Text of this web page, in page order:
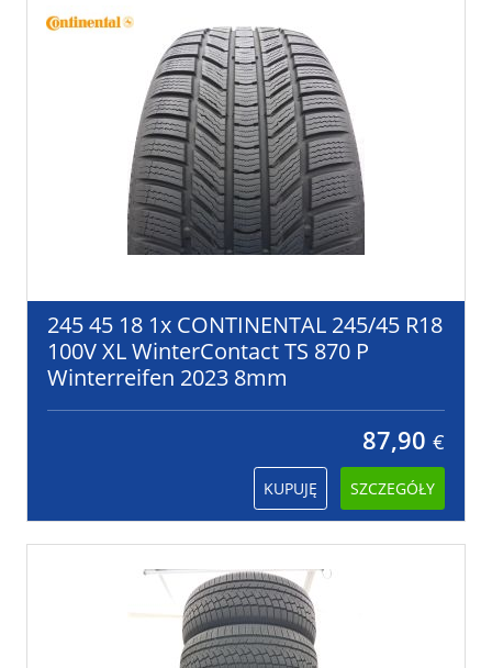
245 45 18 1x CONTINENTAL 245/45 R18
100V XL WinterContact TS 870 P
Winterreifen 2023 8mm
87,90 €
KUPUJĘ SZCZEGÓŁY